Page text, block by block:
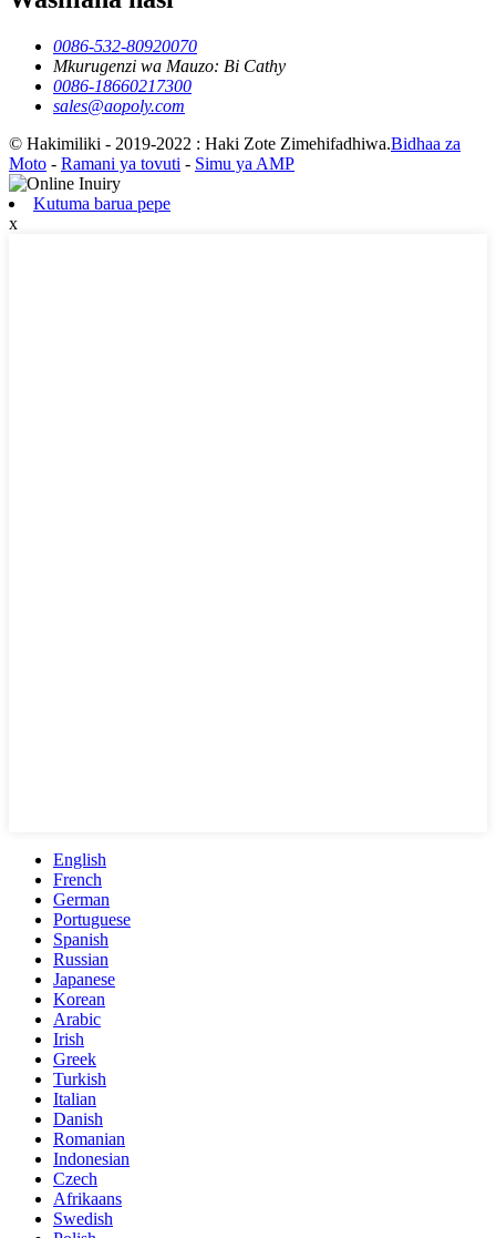
0086-532-80920070
Mkurugenzi wa Mauzo: Bi Cathy
0086-18660217300
sales@aopoly.com
© Hakimiliki - 2019-2022 : Haki Zote Zimehifadhiwa.Bidhaa za
Moto - Ramani ya tovuti - Simu ya AMP
Kutuma barua pepe
x
English
French
German
Portuguese
Spanish
Russian
Japanese
Korean
Arabic
Irish
Greek
Turkish
Italian
Danish
Romanian
Indonesian
Czech
Afrikaans
Swedish